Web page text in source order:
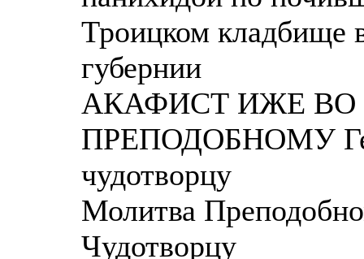
Троицком кладбище
губернии
АКАФИСТ ИЖЕ
ПРЕПОДОБНОМУ
чудотворцу
Молитва
Чудотворцу